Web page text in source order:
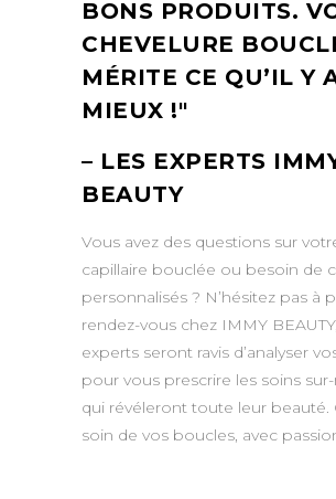
BONS PRODUITS.
CHEVELURE
MÉRITE CE QU’IL Y
MIEUX !
– LES EXPERTS
BEAUTY
Vous avez des questions sur
capillaire bouclée ou besoin de
personnalisés ? N’hésitez pas à
rendez-vous chez IMMY
experts seront ravis d’analyser
pour vous prescrire les soins
qui révéleront toute leur beauté.
soin de vos boucles, avec